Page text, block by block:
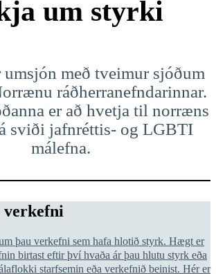
um styrki
með tveimur sjóðum
ráðherranefndarinnar.
er að hvetja til norræns
sviði jafnréttis- og LGBTI
málefna.
verkefni
þau verkefni sem hafa hlotið styrk. Hægt er
birtast eftir því hvaða ár þau hlutu styrk eða
starfsemin eða verkefnið beinist. Hér er